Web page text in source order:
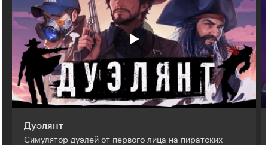
Дуэлянт
Симулятор дуэлей от первого лица на пиратских